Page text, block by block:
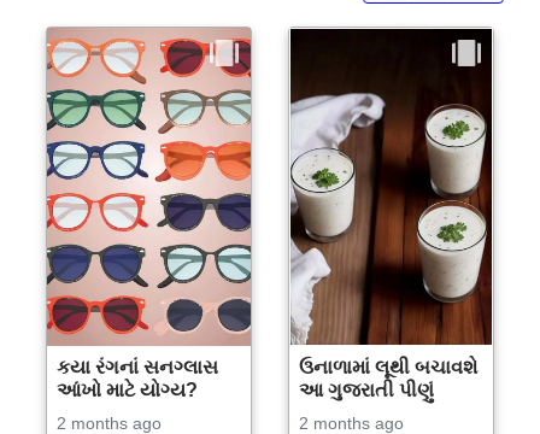
કયા રંગનાં સનગ્લાસ
આંખો માટે યોગ્ય?
2 months ago
ઉનાળામાં લૂથી બચાવશે
આ ગુજરાતી પીણું
2 months ago